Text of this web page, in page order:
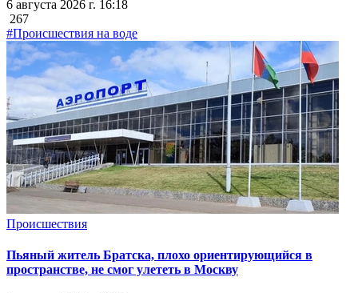
6 августа 2026 г. 16:18
267
#Происшествия на воде
Происшествия
Пьяный житель Братска, плохо ориентирующийся в
пространстве, не смог улететь в Москву